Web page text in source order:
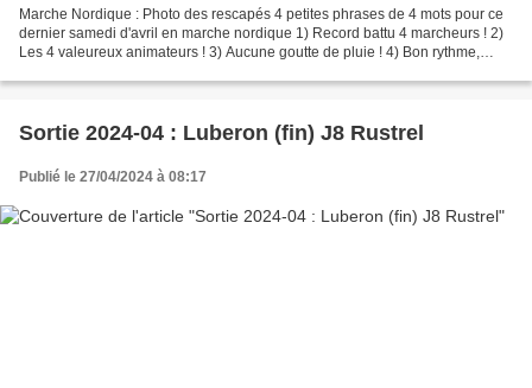
Marche Nordique : Photo des rescapés 4 petites phrases de 4 mots pour ce
dernier samedi d'avril en marche nordique 1) Record battu 4 marcheurs ! 2)
Les 4 valeureux animateurs ! 3) Aucune goutte de pluie ! 4) Bon rythme,
Sortie 2024-04 : Luberon (fin) J8 Rustrel
Publié le 27/04/2024 à 08:17